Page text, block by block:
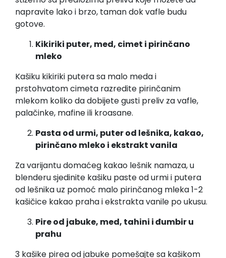
napravite lako i brzo, taman dok vafle budu
gotove.
Kikiriki puter, med, cimet i pirinčano
mleko
Kašiku kikiriki putera sa malo meda i
prstohvatom cimeta razredite pirinčanim
mlekom koliko da dobijete gusti preliv za vafle,
palačinke, mafine ili kroasane.
Pasta od urmi, puter od lešnika, kakao,
pirinčano mleko i ekstrakt vanila
Za varijantu domaćeg kakao lešnik namaza, u
blenderu sjedinite kašiku paste od urmi i putera
od lešnika uz pomoć malo pirinčanog mleka 1-2
kašičice kakao praha i ekstrakta vanile po ukusu.
Pire od jabuke, med, tahini i đumbir u
prahu
3 kašike pirea od jabuke pomešajte sa kašikom